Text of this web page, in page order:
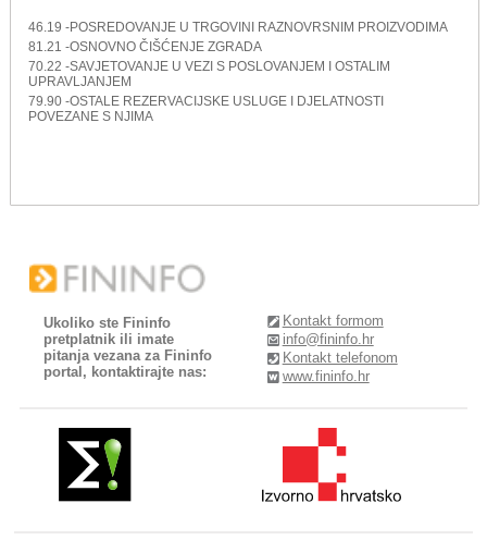
46.19 -POSREDOVANJE U TRGOVINI RAZNOVRSNIM PROIZVODIMA
81.21 -OSNOVNO ČIŠĆENJE ZGRADA
70.22 -SAVJETOVANJE U VEZI S POSLOVANJEM I OSTALIM
UPRAVLJANJEM
79.90 -OSTALE REZERVACIJSKE USLUGE I DJELATNOSTI
POVEZANE S NJIMA
Ukoliko ste Fininfo
pretplatnik ili imate
pitanja vezana za Fininfo
portal, kontaktirajte nas:
Kontakt formom
info@fininfo.hr
Kontakt telefonom
www.fininfo.hr